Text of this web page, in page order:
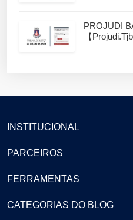
PROJUDI
【
INSTITUCIONAL
PARCEIROS
FERRAMENTAS
CATEGORIAS DO BLOG